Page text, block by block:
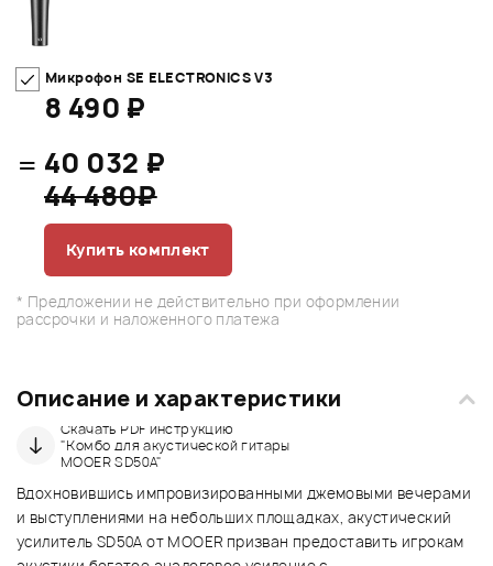
Микрофон SE ELECTRONICS V3
8 490 ₽
= 40 032 ₽
44 480₽
Купить комплект
* Предложении не действительно при оформлении
рассрочки и наложенного платежа
Описание и характеристики
Скачать PDF инструкцию
"Комбо для акустической гитары
MOOER SD50A"
Вдохновившись импровизированными джемовыми вечерами
и выступлениями на небольших площадках, акустический
усилитель SD50A от MOOER призван предоставить игрокам